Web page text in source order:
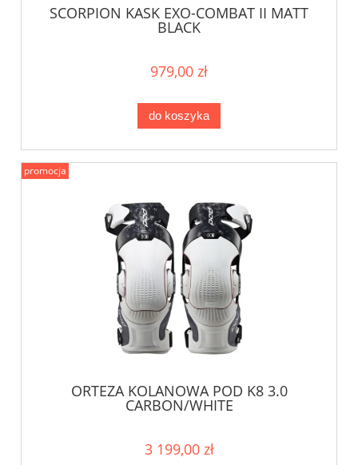
SCORPION KASK EXO-COMBAT II MATT
BLACK
979,00 zł
do koszyka
ORTEZA KOLANOWA POD K8 3.0
CARBON/WHITE
3 199,00 zł
promocja